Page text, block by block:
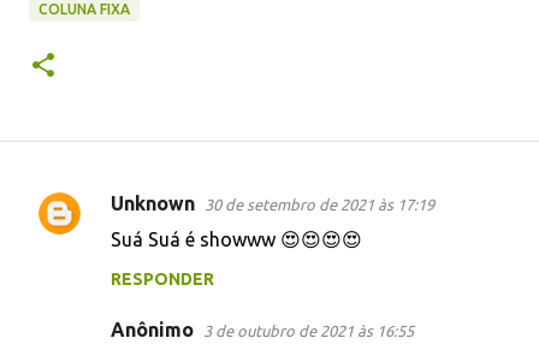
COLUNA FIXA
C
Unknown 30 de setembro de 2021 às 17:19
Suá Suá é showww 😍😍😍😍
RESPONDER
Anônimo 3 de outubro de 2021 às 16:55